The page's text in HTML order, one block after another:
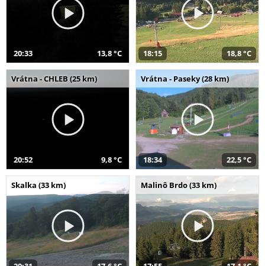
20:33 13,8 °C 18:15 18,8 °C
Vrátna - CHLEB (25 km)
20:52 9,8 °C
Vrátna - Paseky (28 km)
18:34 22,5 °C
Skalka (33 km) Malinô Brdo (33 km)